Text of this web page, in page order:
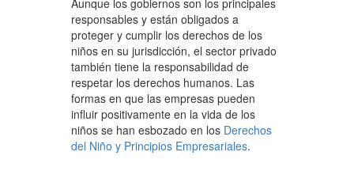
responsables y están obligados a
proteger y cumplir los derechos de los
niños en su jurisdicción, el sector privado
también tiene la responsabilidad de
respetar los derechos humanos. Las
formas en que las empresas pueden
influir positivamente en la vida de los
niños se han esbozado en los Derechos
del Niño y Principios Empresariales.